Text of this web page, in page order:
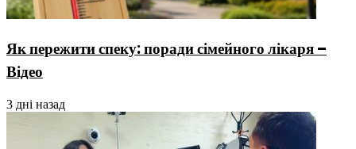
Як пережити спеку: поради сімейного лікаря –
Відео
3 дні назад